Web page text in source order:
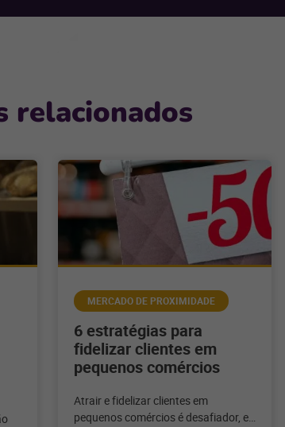
relacionados
MERCADO DE PROXIMIDADE
6 estratégias para
fidelizar clientes em
pequenos comércios
Atrair e fidelizar clientes em
pequenos comércios é desafiador, e,